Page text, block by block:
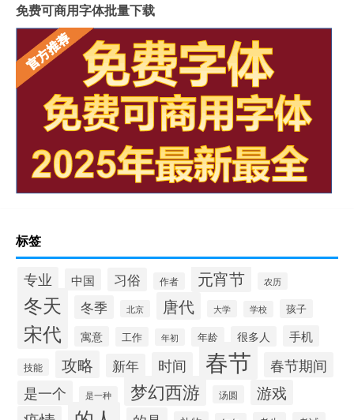
免费可商用字体批量下载
标签
专业 中国 习俗 作者 元宵节 农历
冬天 冬季 北京 唐代 大学 学校 孩子
宋代 寓意 工作 年初 年龄 很多人 手机
技能 攻略 新年 时间 春节 春节期间
是一个 是一种 梦幻西游 汤圆 游戏